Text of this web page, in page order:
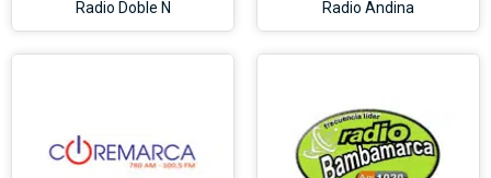
Radio Doble N Radio Andina